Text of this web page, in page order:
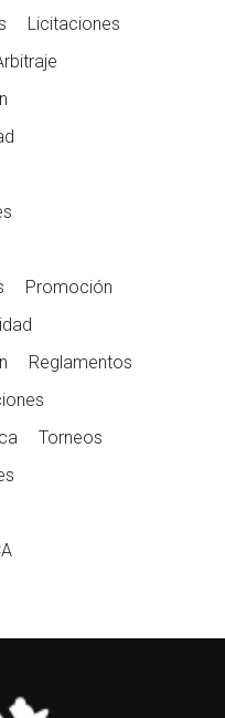
Licitaciones
Promoción
Reglamentos
Torneos